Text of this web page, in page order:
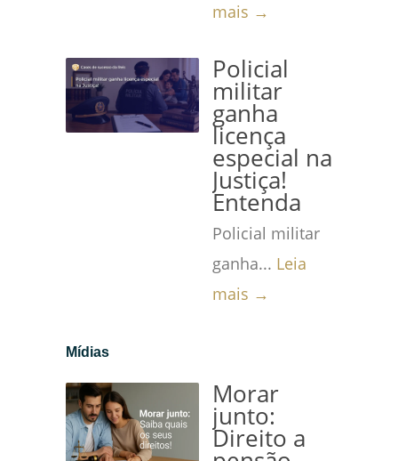
mais →
Policial
militar
ganha
licença
especial na
Justiça!
Entenda
Policial militar
ganha... Leia
mais →
Mídias
Morar
junto:
Direito a